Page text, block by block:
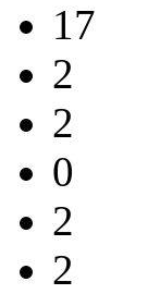
17
2
2
0
2
2